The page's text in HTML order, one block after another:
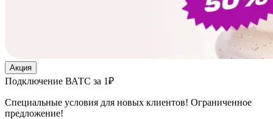
Акция
Подключение ВАТС за 1₽
Специальные условия для новых клиентов! Ограниченное
предложение!